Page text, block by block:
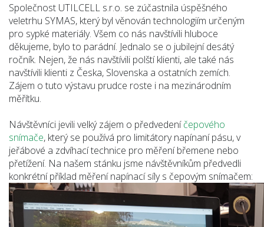
Společnost UTILCELL s.r.o. se zúčastnila úspěšného
veletrhu SYMAS, který byl věnován technologiím určeným
pro sypké materiály. Všem co nás navštívili hluboce
děkujeme, bylo to parádní. Jednalo se o jubilejní desátý
ročník. Nejen, že nás navštívili polští klienti, ale také nás
navštívili klienti z Česka, Slovenska a ostatních zemích.
Zájem o tuto výstavu prudce roste i na mezinárodním
měřítku.
Návštěvníci jevili velký zájem o předvedeníčepového
snímače, který se používá pro limitátory napínaní pásu, v
jeřábové a zdvíhací technice pro měření břemene nebo
přetížení. Na našem stánku jsme návštěvníkům předvedli
konkrétní příklad měření napínací síly s čepovým snímačem: